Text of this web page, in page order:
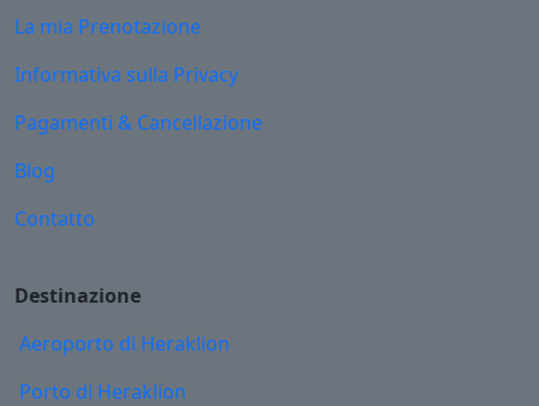
La mia Prenotazione
Informativa sulla Privacy
Pagamenti & Cancellazione
Blog
Contatto
Destinazione
Aeroporto di Heraklion
Porto di Heraklion